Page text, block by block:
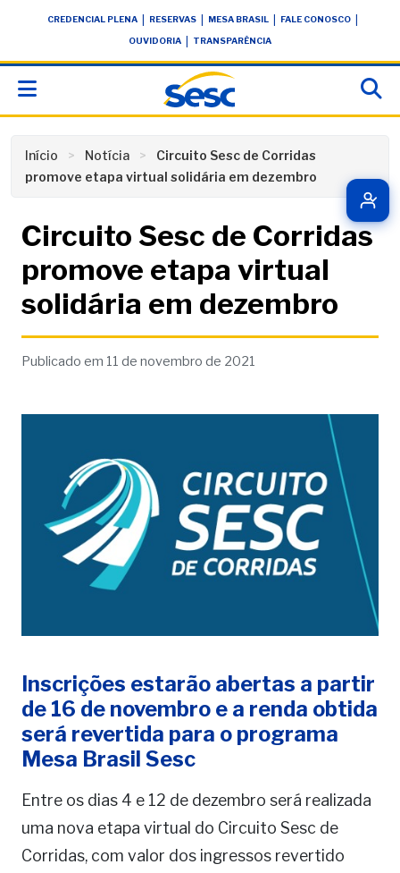
conteúdoCREDENCIAL PLENA RESERVAS MESA BRASIL FALE CONOSCO
OUVIDORIA TRANSPARÊNCIA
Início Notícia
Circuito Sesc de Corridas
promove etapa virtual solidária em dezembro
Circuito Sesc de Corridas
promove etapa virtual
solidária em dezembro
Publicado em 11 de novembro de 2021
Inscrições estarão abertas a partir
de 16 de novembro e a renda obtida
será revertida para o programa
Mesa Brasil Sesc
Entre os dias 4 e 12 de dezembro será realizada
uma nova etapa virtual do Circuito Sesc de
Corridas, com valor dos ingressos revertido